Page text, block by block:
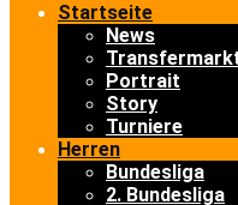
Startseite
News
Portrait
Story
Turniere
Herren
Bundesliga
2. Bundesliga